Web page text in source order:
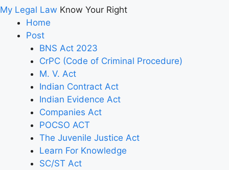
My Legal Law Know Your Right
Home
Post
BNS Act 2023
CrPC (Code of Criminal Procedure)
M. V. Act
Indian Contract Act
Indian Evidence Act
Companies Act
POCSO ACT
The Juvenile Justice Act
Learn For Knowledge
SC/ST Act